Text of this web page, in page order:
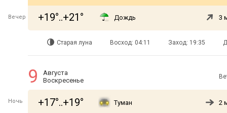
Вечер +19°..+21° Дождь 3
Старая луна Восход: 04:11 Заход: 19:35
9
Августа
Воскресенье
Ночь +17°..+19° Туман 2